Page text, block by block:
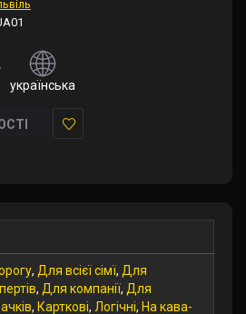
українська
, Для всієї сімї, Для
, Для компанії, Для
, Карткові, Логічні, На кава-